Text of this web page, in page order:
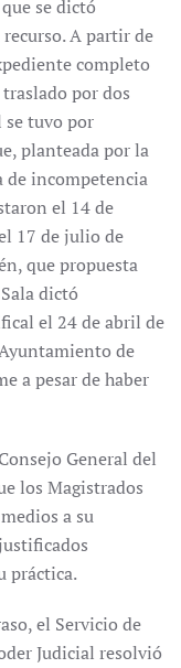
se dictó
A partir de
completo
por dos
se tuvo por
planteada por la
de incompetencia
el 14 de
17 de julio de
que propuesta
dictó
el 24 de abril de
de
a pesar de haber
General del
los Magistrados
a su
práctica.
el Servicio de
Judicial resolvió